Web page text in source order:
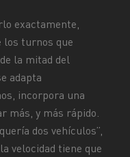
exactamente,
los turnos que
la mitad del
adapta
incorpora una
más, y más rápido.
dos vehículos”,
velocidad tiene que